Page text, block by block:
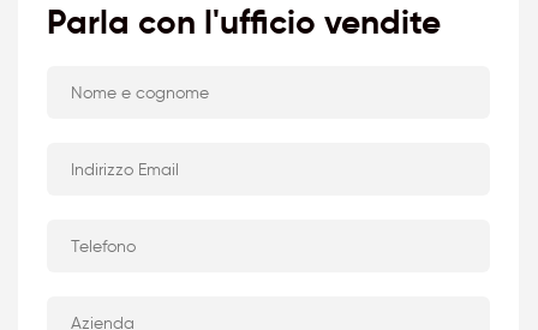
Parla con l'ufficio vendite